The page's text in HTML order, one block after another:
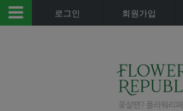
로그인 회원가입